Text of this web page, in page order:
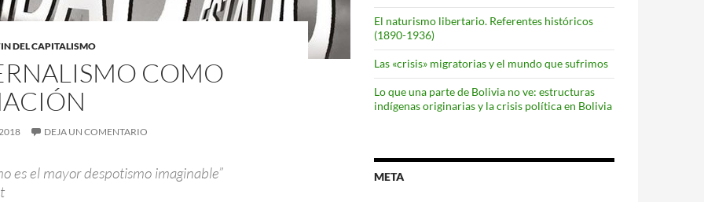
DEL CAPITALISMO
COMO
DEJA UN COMENTARIO
es el mayor despotismo imaginable”
El naturismo libertario. Referentes históricos
(1890-1936)
Las «crisis» migratorias y el mundo que sufrimos
Lo que una parte de Bolivia no ve: estructuras
indígenas originarias y la crisis política en Bolivia
META